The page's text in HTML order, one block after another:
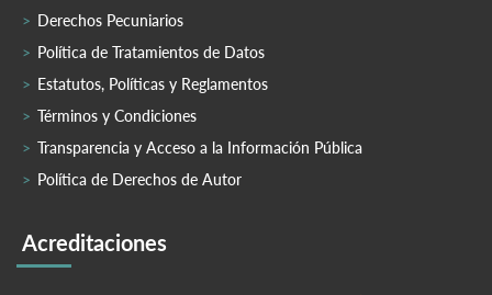
Derechos Pecuniarios
Política de Tratamientos de Datos
Estatutos, Políticas y Reglamentos
Términos y Condiciones
Transparencia y Acceso a la Información Pública
Política de Derechos de Autor
Acreditaciones